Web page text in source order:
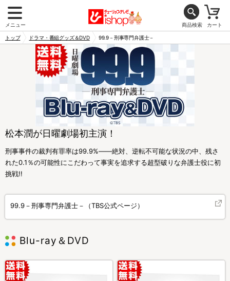
メニュー 商品検索 カート
トップ ドラマ・番組グッズ＆DVD 99.9－刑事専門弁護士－
松本潤が日曜劇場初主演！
刑事事件の裁判有罪率は99.9%――絶対、逆転不可能な状況の中、残さ
れた0.1％の可能性にこだわって事実を追求する超型破りな弁護士役に初
挑戦!!
99.9－刑事専門弁護士－（TBS公式ページ）
Blu-ray＆DVD